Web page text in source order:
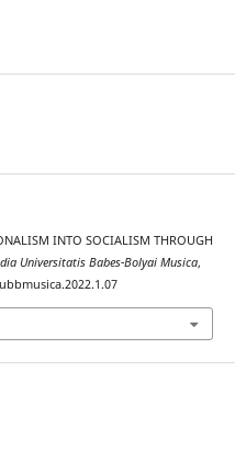
INTO SOCIALISM THROUGH
Universitatis Babes-Bolyai Musica,